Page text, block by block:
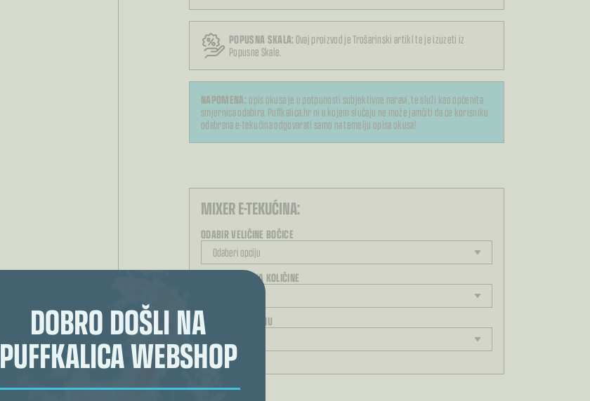
DOBRO DOŠLI NA
PUFFKALICA WEBSHOP
POPUSNA SKALA: Ovaj proizvod je Trošarinski artikl te je izuzeti iz
Popusne Skale.
NAPOMENA: opis okusa je u potpunosti subjektivne naravi, te služi kao općenita
smjernica odabira. Puffkalica.hr ni u kojem slučaju ne može jamčiti da će korisniku
odabrana e-tekućina odgovarati samo na temelju opisa okusa!
MIXER E-TEKUĆINA:
ODABIR VELIČINE BOČICE
NAČIN IZRAČUNA KOLIČINE
ODABERITE JAČINU
REZULTAT ODABIRA